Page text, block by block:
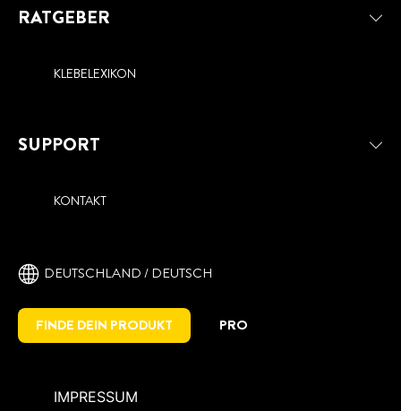
RATGEBER
KLEBELEXIKON
SUPPORT
KONTAKT
DEUTSCHLAND / DEUTSCH
FINDE DEIN PRODUKT PRO
IMPRESSUM